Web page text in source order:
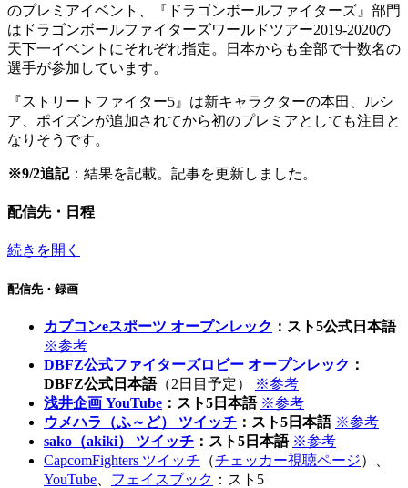
のプレミアイベント、『ドラゴンボールファイターズ』部門
はドラゴンボールファイターズワールドツアー2019-2020の
天下一イベントにそれぞれ指定。日本からも全部で十数名の
選手が参加しています。
『ストリートファイター5』は新キャラクターの本田、ルシ
ア、ポイズンが追加されてから初のプレミアとしても注目と
なりそうです。
※9/2追記：結果を記載。記事を更新しました。
配信先・日程
続きを開く
配信先・録画
カプコンeスポーツ オープンレック ：スト5公式日本語
※参考
DBFZ公式ファイターズロビー オープンレック ：
DBFZ公式日本語（2日目予定）
※参考
浅井企画 YouTube ：スト5日本語 ※参考
ウメハラ（ふ～ど） ツイッチ ：スト5日本語 ※参考
sako（akiki） ツイッチ ：スト5日本語 ※参考
CapcomFighters ツイッチ （チェッカー視聴ページ）、
YouTube
フェイスブック ：スト5